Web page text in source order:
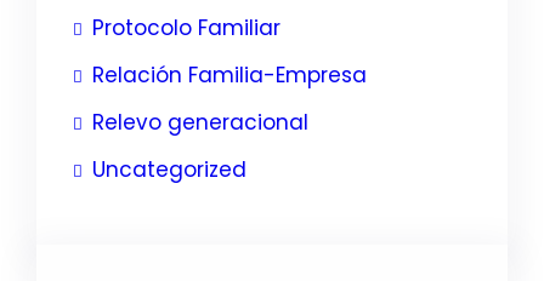
Protocolo Familiar
Relación Familia-Empresa
Relevo generacional
Uncategorized